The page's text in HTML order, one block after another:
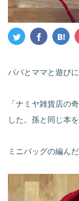
パパとママと遊び
「ナミヤ雑貨店の
した。孫と同じ本
ミニバッグの編ん